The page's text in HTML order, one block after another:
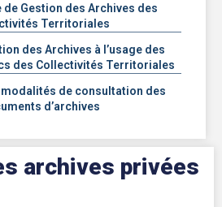
de Gestion des Archives des
Territoriales
des Archives à l’usage des
des Collectivités Territoriales
de consultation des
d’archives
archives privées